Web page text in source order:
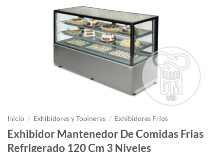
Inicio / Exhibidores y Topineras / Exhibidores Fríos
Exhibidor Mantenedor De Comidas Frias
Refrigerado 120 Cm 3 Niveles